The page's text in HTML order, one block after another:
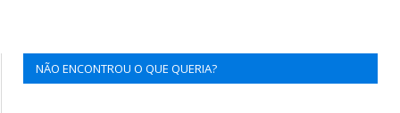
NÃO ENCONTROU O QUE QUERIA?